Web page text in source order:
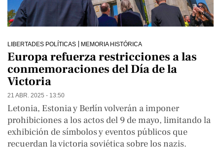
LIBERTADES POLÍTICAS MEMORIA HISTÓRICA
Europa refuerza restricciones a las
conmemoraciones del Día de la
Victoria
21 ABR. 2025 - 13:50
Letonia, Estonia y Berlín volverán a imponer
prohibiciones a los actos del 9 de mayo, limitando la
exhibición de símbolos y eventos públicos que
recuerdan la victoria soviética sobre los nazis.